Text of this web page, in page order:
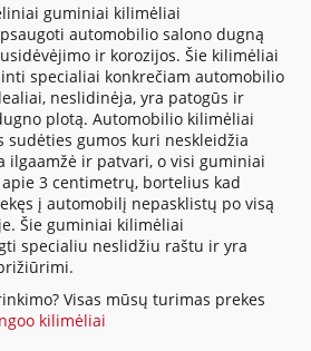
guminiai kilimėliai
automobilio salono dugną
ir korozijos. Šie kilimėliai
specialiai konkrečiam automobilio
neslidinėja, yra patogūs ir
plotą. Automobilio kilimėliai
sudėties gumos kuri neskleidžia
ilgaamžė ir patvari, o visi guminiai
3 centimetrų, bortelius kad
į automobilį nepasklistų po visą
Šie guminiai kilimėliai
specialiu neslidžiu raštu ir yra
Visas mūsų turimas prekes
kilimėliai